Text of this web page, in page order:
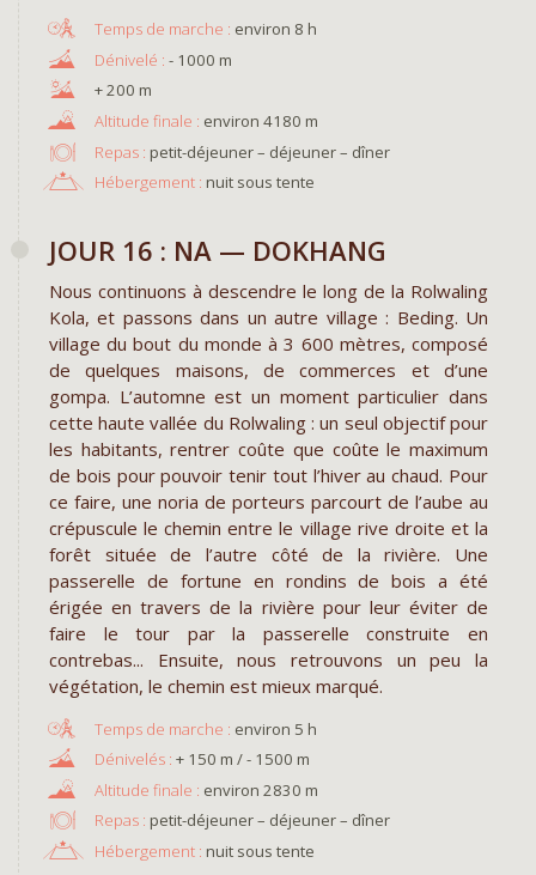
environ 8 h
- 1000 m
+ 200 m
environ 4180 m
Repas : petit-déjeuner – déjeuner – dîner
Hébergement : nuit sous tente
JOUR 16 : NA — DOKHANG
Nous continuons à descendre le long de la Rolwaling
Kola, et passons dans un autre village : Beding. Un
village du bout du monde à 3 600 mètres, composé
de quelques maisons, de commerces et d’une
gompa. L’automne est un moment particulier dans
cette haute vallée du Rolwaling : un seul objectif pour
les habitants, rentrer coûte que coûte le maximum
de bois pour pouvoir tenir tout l’hiver au chaud. Pour
ce faire, une noria de porteurs parcourt de l’aube au
crépuscule le chemin entre le village rive droite et la
forêt située de l’autre côté de la rivière. Une
passerelle de fortune en rondins de bois a été
érigée en travers de la rivière pour leur éviter de
faire le tour par la passerelle construite en
contrebas... Ensuite, nous retrouvons un peu la
végétation, le chemin est mieux marqué.
environ 5 h
+ 150 m / - 1500 m
environ 2830 m
Repas : petit-déjeuner – déjeuner – dîner
Hébergement : nuit sous tente